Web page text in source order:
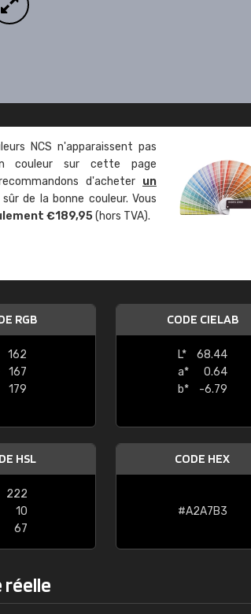
NCS n'apparaissent pas
couleur sur cette page
d'acheter un
de la bonne couleur. Vous
€189,95(hors TVA).
RGB
162
167
179
CODE CIELAB
L*
68.44
a*
0.64
b*
-6.79
HSL
222
10
67
CODE HEX
#A2A7B3
réelle
"Le site ne permet pas de voir
sont les produits disponibles. Il y a
palettes de couleurs: Classic,
comprend pas qui est quoi. La
bien passé et le produit reçu me